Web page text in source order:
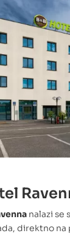
nalazi se
direktno na